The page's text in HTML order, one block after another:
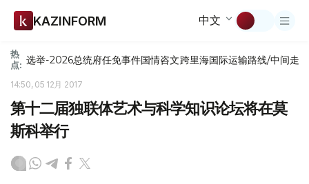
KAZINFORM 中文
热
点: 选举-2026总统府任免事件国情咨文跨里海国际运输路线/中间走廊
14:50, 05 12月 2017
第十二届独联体艺术与科学知识论坛将在莫
斯科举行